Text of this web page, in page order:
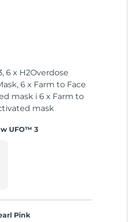
6 x H2Overdose
6 x Farm to Face
mask i 6 x Farm to
mask
UFO™ 3
Pink